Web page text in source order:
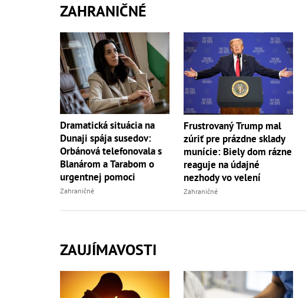
ZAHRANIČNÉ
Dramatická situácia na
Dunaji spája susedov:
Orbánová telefonovala s
Blanárom a Tarabom o
urgentnej pomoci
Zahraničné
Frustrovaný Trump mal
zúriť pre prázdne sklady
munície: Biely dom rázne
reaguje na údajné
nezhody vo velení
Zahraničné
ZAUJÍMAVOSTI